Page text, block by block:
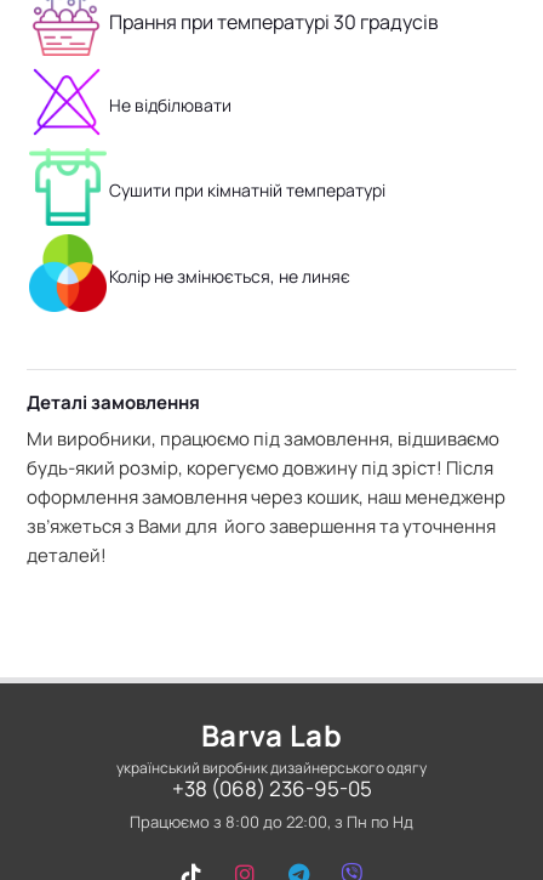
Прання при температурі 30 градусів
Не відбілювати
Сушити при кімнатній температурі
Колір не змінюється, не линяє
Деталі замовлення
Ми виробники, працюємо під замовлення, відшиваємо
будь-який розмір, корегуємо довжину під зріст! Після
оформлення замовлення через кошик, наш менедженр
зв’яжеться з Вами для його завершення та уточнення
деталей!
Barva Lab
український виробник дизайнерського одягу
+38 (068) 236-95-05
Працюємо з 8:00 до 22:00, з Пн по Нд